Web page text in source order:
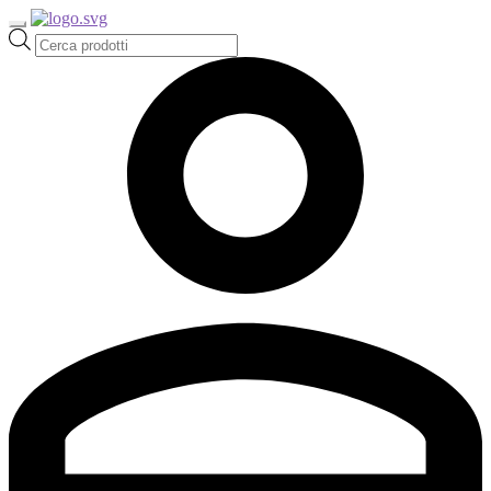
Ricerca
prodotti